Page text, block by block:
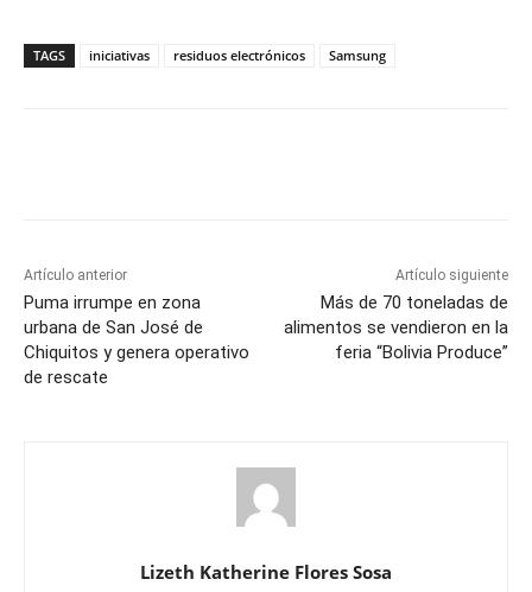
TAGS iniciativas residuos electrónicos Samsung
Artículo anterior
Puma irrumpe en zona
urbana de San José de
Chiquitos y genera operativo
de rescate
Artículo siguiente
Más de 70 toneladas de
alimentos se vendieron en la
feria “Bolivia Produce”
Lizeth Katherine Flores Sosa